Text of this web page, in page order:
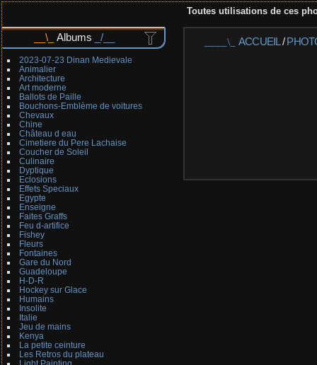
Toutes utilisations de ces
Albums
2023-07-23 Dinan Medievale
Animalier
Architecture
Art moderne
Ballots de Paille
Bouchons-Emblème de voitures
Chevaux
Chine
Château d eau
Cimetiere du Pere Lachaise
Coucher de Soleil
Culinaire
Dyptique
Eclosions
Effets Speciaux
Egypte
Enseigne
Faites Graffs
Feu d-artifice
Fishey
Fleurs
Fontaines
Gare du Nord
Guadeloupe
H-D-R
Hockey sur Glace
Humains
Insolite
Italie
Jeu de mains
Kenya
La petite ceinture
Les Retros du plateau
ACCUEIL/